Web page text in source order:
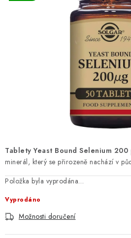
Odborný garant MUDr. Monika
Obchodní podmínky
Mapa serveru
Tablety Yeast Bound Selenium 200
minerál, který se přirozeně nachází v
Položka byla vyprodána…
Vyprodáno
Možnosti doručení